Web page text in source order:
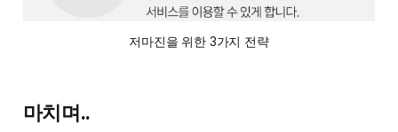
저마진을 위한 3가지 전략
마치며..